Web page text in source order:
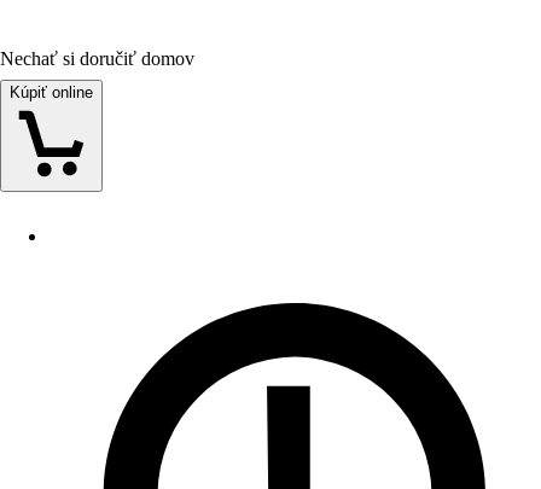
Nechať si doručiť domov
Kúpiť online